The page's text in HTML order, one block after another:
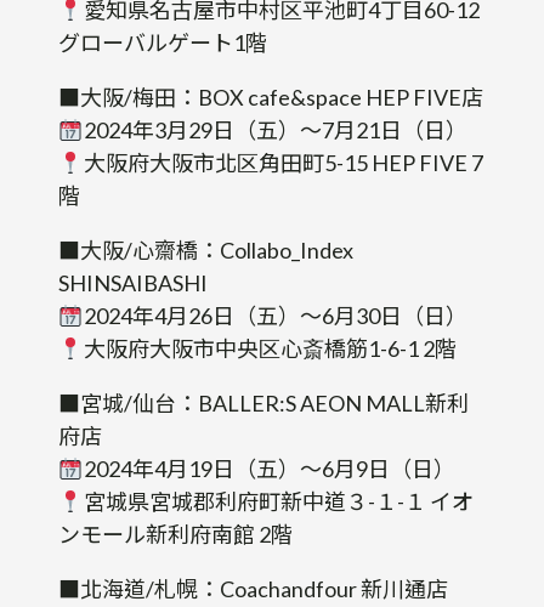
愛知県名古屋市中村区平池町4丁目60-12
グローバルゲート1階
■大阪/梅田：BOX cafe&space HEP FIVE店
2024年3月29日（五）～7月21日（日）
大阪府大阪市北区角田町5-15 HEP FIVE 7
階
■大阪/心齋橋：Collabo_Index
SHINSAIBASHI
2024年4月26日（五）～6月30日（日）
大阪府大阪市中央区心斎橋筋1-6-1 2階
■宮城/仙台：BALLER:S AEON MALL新利
府店
2024年4月19日（五）～6月9日（日）
宮城県宮城郡利府町新中道３-１-１ イオ
ンモール新利府南館 2階
■北海道/札幌：Coachandfour 新川通店